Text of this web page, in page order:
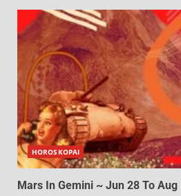
HOROSKOPAI
Mars In Gemini ~ Jun 28 To Aug